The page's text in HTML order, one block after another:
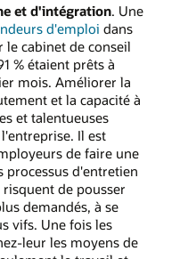
et d'intégration. Une
d'emploi dans
le cabinet de conseil
% étaient prêts à
mois. Améliorer la
et la capacité à
et talentueuses
Il est
de faire une
processus d'entretien
de pousser
demandés, à se
vifs. Une fois les
leur les moyens de